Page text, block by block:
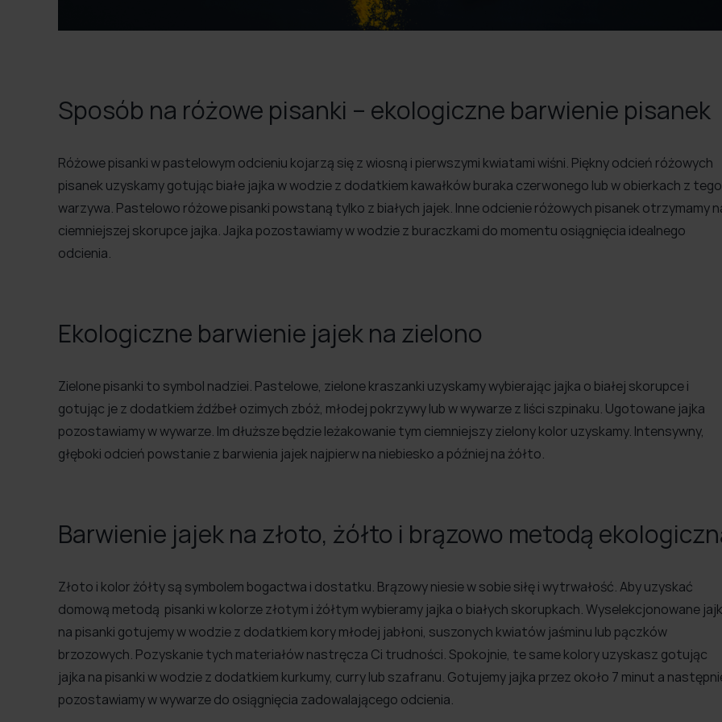
Sposób na różowe pisanki – ekologiczne barwienie pisanek
Różowe pisanki w pastelowym odcieniu kojarzą się z wiosną i pierwszymi kwiatami wiśni. Piękny odcień różowych
pisanek uzyskamy gotując białe jajka w wodzie z dodatkiem kawałków buraka czerwonego lub w obierkach z tego
warzywa. Pastelowo różowe pisanki powstaną tylko z białych jajek. Inne odcienie różowych pisanek otrzymamy
ciemniejszej skorupce jajka. Jajka pozostawiamy w wodzie z buraczkami do momentu osiągnięcia idealnego
odcienia.
Ekologiczne barwienie jajek na zielono
Zielone pisanki to symbol nadziei. Pastelowe, zielone kraszanki uzyskamy wybierając jajka o białej skorupce i
gotując je z dodatkiem źdźbeł ozimych zbóż, młodej pokrzywy lub w wywarze z liści szpinaku. Ugotowane jajka
pozostawiamy w wywarze. Im dłuższe będzie leżakowanie tym ciemniejszy zielony kolor uzyskamy. Intensywny,
głęboki odcień powstanie z barwienia jajek najpierw na niebiesko a później na żółto.
Barwienie jajek na złoto, żółto i brązowo metodą
Złoto i kolor żółty są symbolem bogactwa i dostatku. Brązowy niesie w sobie siłę i wytrwałość. Aby uzyskać
domową metodą pisanki w kolorze złotym i żółtym wybieramy jajka o białych skorupkach. Wyselekcjonowane
na pisanki gotujemy w wodzie z dodatkiem kory młodej jabłoni, suszonych kwiatów jaśminu lub pączków
brzozowych. Pozyskanie tych materiałów nastręcza Ci trudności. Spokojnie, te same kolory uzyskasz gotując
jajka na pisanki w wodzie z dodatkiem kurkumy, curry lub szafranu. Gotujemy jajka przez około 7 minut a
pozostawiamy w wywarze do osiągnięcia zadowalającego odcienia.